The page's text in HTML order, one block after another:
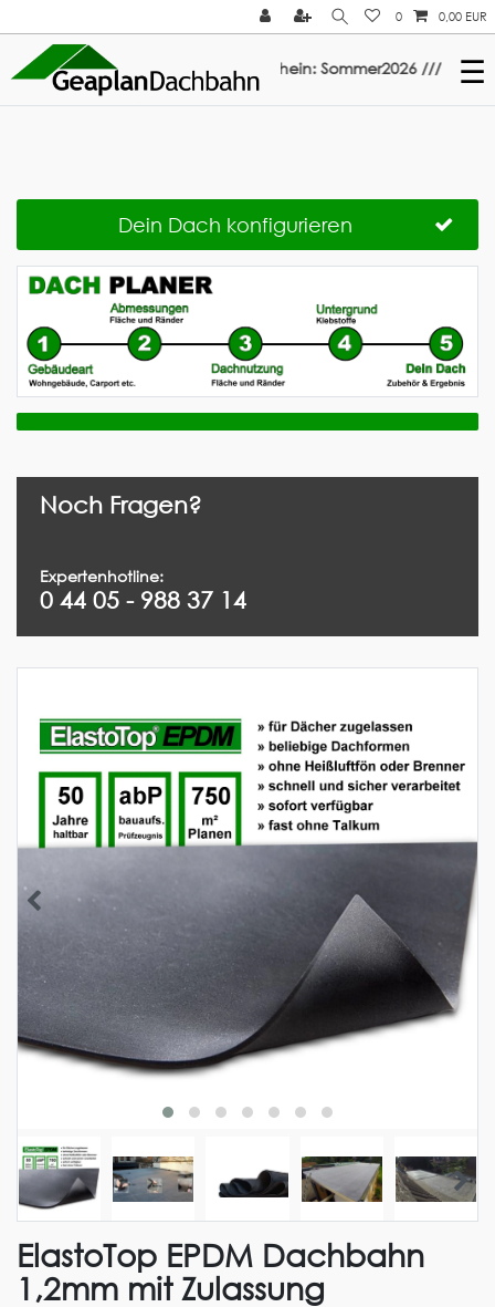
0 0,00 EUR
ElastoTop & Multi-Fix: Gutschein: Sommer2026 /// ☰
Dein Dach konfigurieren
Noch Fragen?
Expertenhotline:
0 44 05 - 988 37 14
ElastoTop EPDM Dachbahn
1,2mm mit Zulassung